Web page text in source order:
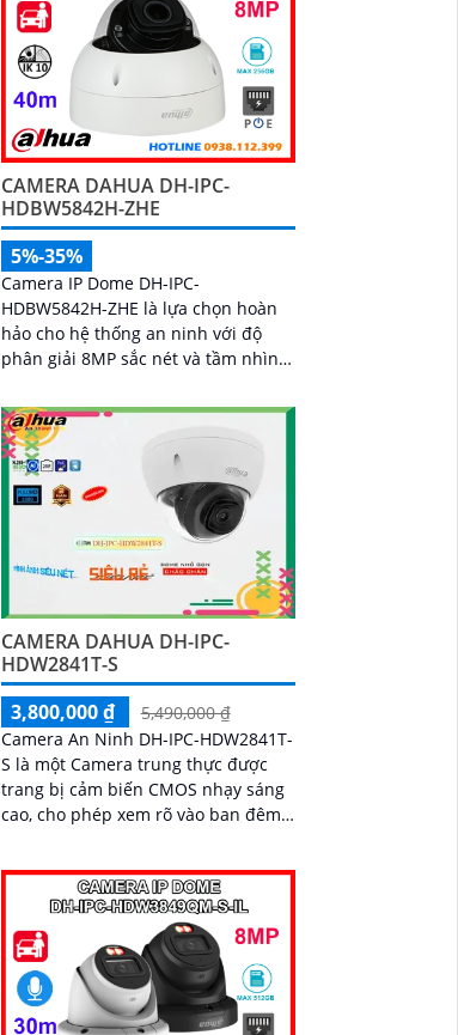
CAMERA DAHUA DH-IPC-
HDBW5842H-ZHE
5%-35%
Camera IP Dome DH-IPC-
HDBW5842H-ZHE là lựa chọn hoàn
hảo cho hệ thống an ninh với độ
phân giải 8MP sắc nét và tầm nhìn
ảnh rõ ràng cả ngày lẫn đêm. Tích
hợp công nghệ AI thông minh giúp
phân biệt chuyển động giữa người
và phương tiện, hạn chế cảnh báo
sai, đi kèm khe cắm thẻ nhớ 256GB
lưu trữ lâu dài, hỗ trợ POE tiện lợi và
mức giá phải chăng
CAMERA DAHUA DH-IPC-
HDW2841T-S
3,800,000 ₫
5,490,000 ₫
Camera An Ninh DH-IPC-HDW2841T-
S là một Camera trung thực được
trang bị cảm biến CMOS nhạy sáng
cao, cho phép xem rõ vào ban đêm
30m. Camera này...